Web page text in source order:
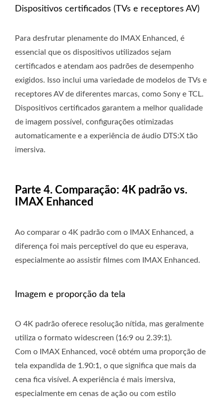
Dispositivos certificados (TVs e receptores AV)
Para desfrutar plenamente do IMAX Enhanced, é
essencial que os dispositivos utilizados sejam
certificados e atendam aos padrões de desempenho
exigidos. Isso inclui uma variedade de modelos de TVs e
receptores AV de diferentes marcas, como Sony e TCL.
Dispositivos certificados garantem a melhor qualidade
de imagem possível, configurações otimizadas
automaticamente e a experiência de áudio DTS:X tão
imersiva.
Parte 4. Comparação: 4K padrão vs.
IMAX Enhanced
Ao comparar o 4K padrão com o IMAX Enhanced, a
diferença foi mais perceptível do que eu esperava,
especialmente ao assistir filmes com IMAX Enhanced.
Imagem e proporção da tela
O 4K padrão oferece resolução nítida, mas geralmente
utiliza o formato widescreen (16:9 ou 2.39:1).
Com o IMAX Enhanced, você obtém uma proporção de
tela expandida de 1.90:1, o que significa que mais da
cena fica visível. A experiência é mais imersiva,
especialmente em cenas de ação ou com estilo